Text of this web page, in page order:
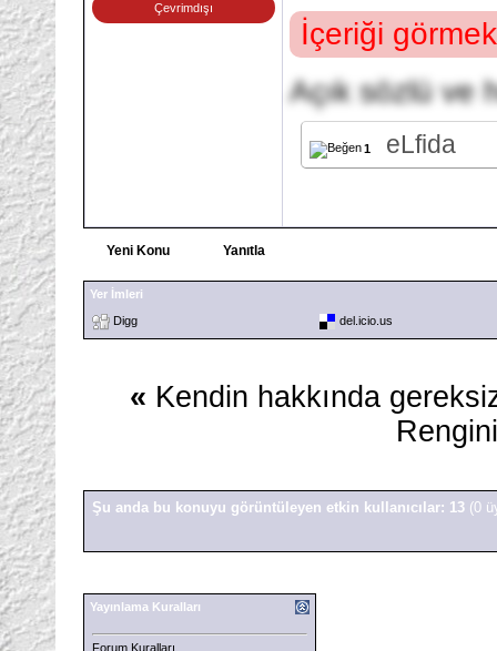
Çevrimdışı
İçeriği
Açık sözlü ve
1 eLfida
Yeni Konu Yanıtla
Yer İmleri
Digg
del.icio.us
« Kendin hakkında
Şu anda bu konuyu görüntüleyen etkin kullanıcılar: 13 (0
Yayınlama Kuralları
Forum Kuralları